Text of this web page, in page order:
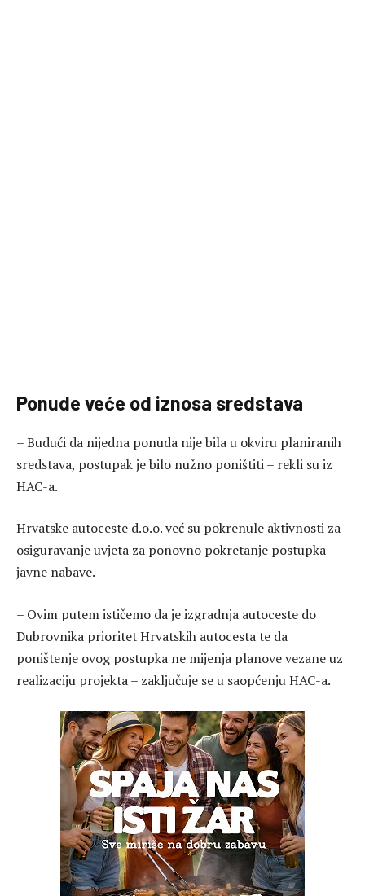
Ponude veće od iznosa sredstava
– Budući da nijedna ponuda nije bila u okviru planiranih
sredstava, postupak je bilo nužno poništiti – rekli su iz
HAC-a.
Hrvatske autoceste d.o.o. već su pokrenule aktivnosti za
osiguravanje uvjeta za ponovno pokretanje postupka
javne nabave.
– Ovim putem ističemo da je izgradnja autoceste do
Dubrovnika prioritet Hrvatskih autocesta te da
poništenje ovog postupka ne mijenja planove vezane uz
realizaciju projekta – zaključuje se u saopćenju HAC-a.